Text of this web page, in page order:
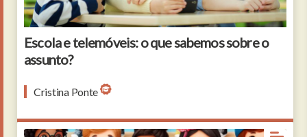
Escola e telemóveis: o que sabemos sobre o
assunto?
Cristina Ponte